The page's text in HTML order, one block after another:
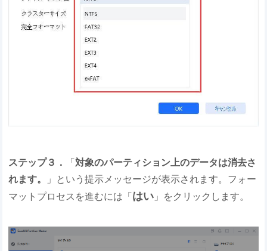
ステップ３． 「対象のパーティション上のデータは消去さ
れます。
」という提示メッセージが表示されます。フォー
マットプロセスを進むには「はい 」をクリックします。